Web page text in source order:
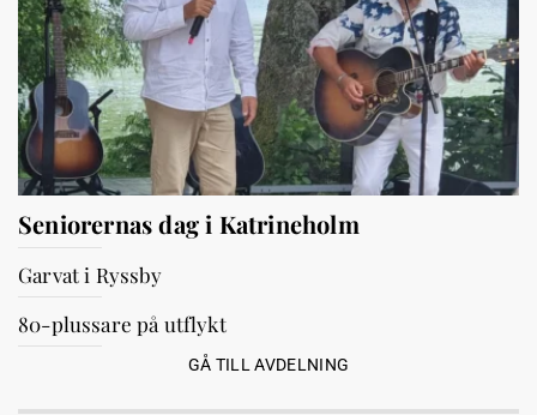
Seniorernas dag i Katrineholm
Garvat i Ryssby
80-plussare på utflykt
GÅ TILL AVDELNING